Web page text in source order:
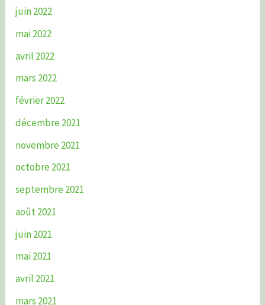
juin 2022
mai 2022
avril 2022
mars 2022
février 2022
décembre 2021
novembre 2021
octobre 2021
septembre 2021
août 2021
juin 2021
mai 2021
avril 2021
mars 2021